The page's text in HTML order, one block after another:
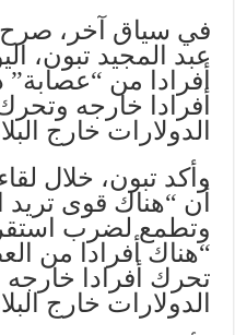
في سياق آخر، صرح
عبد المجيد تبون،
أفرادا من
أفرادا خارجه
الدولارات خارج
وأكد تبون، خلال
أن “هناك قوى تريد
وتطمع لضرب
“هناك أفرادا من
تحرك أفرادا خارجه
الدولارات خارج